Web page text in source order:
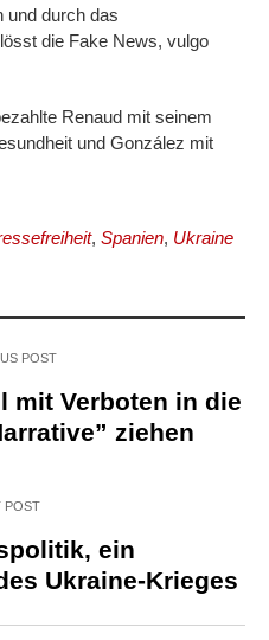
und durch das
die Fake News, vulgo
Renaud mit seinem
und González mit
, Spanien, Ukraine
POST
mit Verboten in die
ziehen
POST
ein
Ukraine-Krieges